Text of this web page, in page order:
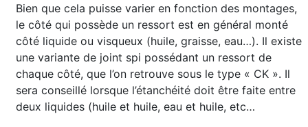
Bien que cela puisse varier en fonction des montages,
le côté qui possède un ressort est en général monté
côté liquide ou visqueux (huile, graisse, eau…). Il existe
une variante de joint spi possédant un ressort de
chaque côté, que l’on retrouve sous le type « CK ». Il
sera conseillé lorsque l’étanchéité doit être faite entre
deux liquides (huile et huile, eau et huile, etc…